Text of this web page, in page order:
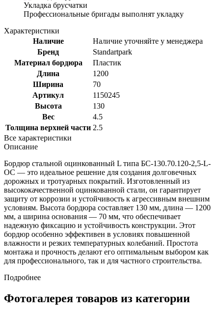
Укладка брусчатки
Профессиональные бригады выполнят укладку
Характеристики
Наличие
Наличие уточняйте у менеджера
Бренд
Standartpark
Материал бордюра
Пластик
Длина
1200
Ширина
70
Артикул
1150245
Высота
130
Вес
4.5
Толщина верхней части 2.5
Все характеристики
Описание
Бордюр стальной оцинкованный L типа БС-130.70.120-2,5-L-
ОС — это идеальное решение для создания долговечных
дорожных и тротуарных покрытий. Изготовленный из
высококачественной оцинкованной стали, он гарантирует
защиту от коррозии и устойчивость к агрессивным внешним
условиям. Высота бордюра составляет 130 мм, длина — 1200
мм, а ширина основания — 70 мм, что обеспечивает
надежную фиксацию и устойчивость конструкции. Этот
бордюр особенно эффективен в условиях повышенной
влажности и резких температурных колебаний. Простота
монтажа и прочность делают его оптимальным выбором как
для профессионального, так и для частного строительства.
Подробнее
Фотогалерея товаров из категории